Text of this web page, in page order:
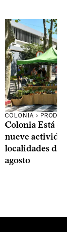
COLONIA ›
Colonia Está
nueve
localidades del
agosto